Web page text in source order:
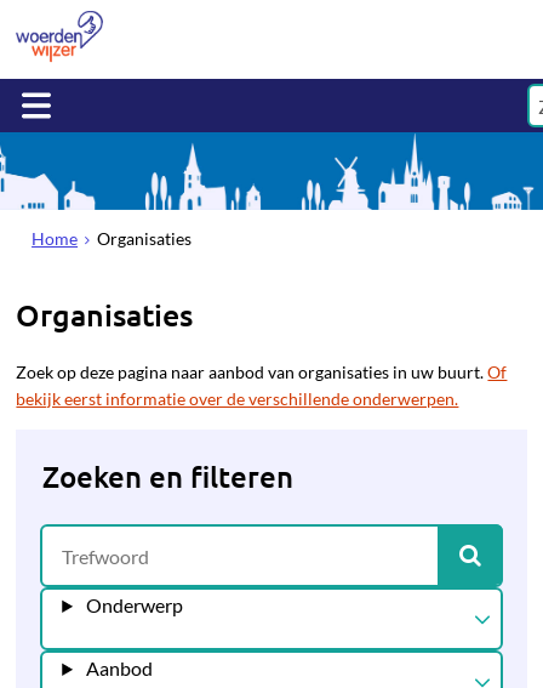
Home Organisaties
Organisaties
Zoek op deze pagina naar aanbod van organisaties in uw buurt.Of
bekijk eerst informatie over de verschillende onderwerpen.
Zoeken en filteren
Onderwerp
Aanbod